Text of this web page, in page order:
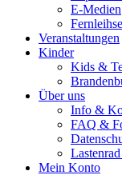
E-Medien
Veranstaltungen
Kinder
Kids &
Über uns
Info &
FAQ &
Mein Konto